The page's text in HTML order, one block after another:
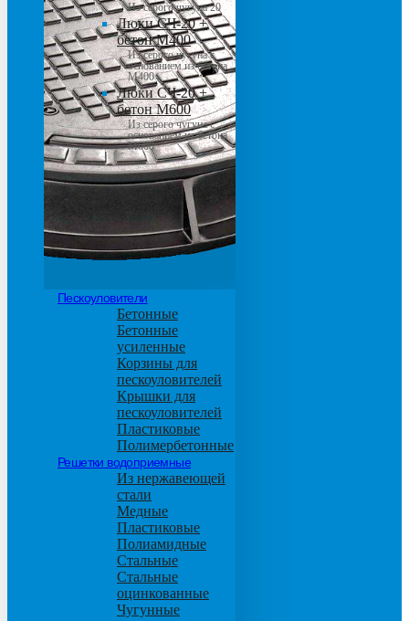
Из серого чугуна 20
Люки СЧ-20 +
бетон М400
Из серого чугуна с
основанием из бетона
М400
Люки СЧ-20 +
бетон М600
Из серого чугуна с
основанием из бетона
М600
Пескоуловители
Бетонные
Бетонные
усиленные
Корзины для
пескоуловителей
Крышки для
пескоуловителей
Пластиковые
Полимербетонные
Решетки водоприемные
Из нержавеющей
стали
Медные
Пластиковые
Полиамидные
Стальные
Стальные
оцинкованные
Чугунные